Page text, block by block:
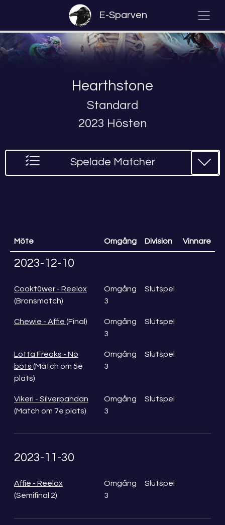
E-Sparven
Hearthstone
Standard
2023 Hösten
Spelade Matcher
Möte Omgång Division Vinnare
2023-12-10
Cookt0wer - Reelox
(Bronsmatch)
Omgång
3
Slutspel
Chewie - Affie (Final)
Omgång
3
Slutspel
Lotta Freaks - No
bots (Match om 5e
plats)
Omgång
3
Slutspel
Vikeri - Silverpandan
(Match om 7e plats)
Omgång
3
Slutspel
2023-11-30
Affie - Reelox
(Semifinal 2)
Omgång
3
Slutspel